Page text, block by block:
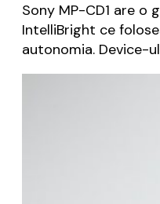
Sony MP-CD1 are
IntelliBright ce
autonomia. Device-